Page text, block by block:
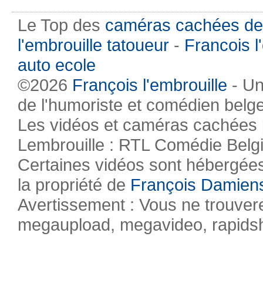
Le Top des caméras cachées
l'embrouille tatoueur - Francois
auto ecole
©2026 François l'embrouille -
de l'humoriste et comédien
Les vidéos et caméras
Lembrouille : RTL Comédie
Certaines vidéos sont
la propriété de François
Avertissement : Vous ne
megaupload, megavideo,